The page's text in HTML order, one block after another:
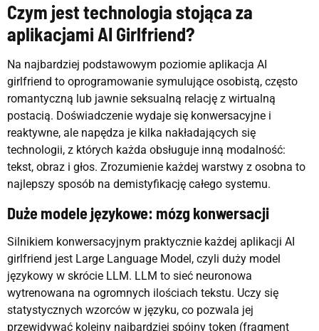
Czym jest technologia stojąca za
aplikacjami AI Girlfriend?
Na najbardziej podstawowym poziomie aplikacja AI
girlfriend to oprogramowanie symulujące osobistą, często
romantyczną lub jawnie seksualną relację z wirtualną
postacią. Doświadczenie wydaje się konwersacyjne i
reaktywne, ale napędza je kilka nakładających się
technologii, z których każda obsługuje inną modalność:
tekst, obraz i głos. Zrozumienie każdej warstwy z osobna to
najlepszy sposób na demistyfikację całego systemu.
Duże modele językowe: mózg konwersacji
Silnikiem konwersacyjnym praktycznie każdej aplikacji AI
girlfriend jest Large Language Model, czyli duży model
językowy w skrócie LLM. LLM to sieć neuronowa
wytrenowana na ogromnych ilościach tekstu. Uczy się
statystycznych wzorców w języku, co pozwala jej
przewidywać kolejny najbardziej spójny token (fragment